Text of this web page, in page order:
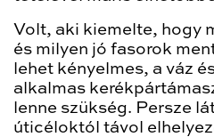
Volt, aki kiemelte, hogy
és milyen jó fasorok
lehet kényelmes, a váz
alkalmas
lenne szükség. Persze
úticéloktól távol